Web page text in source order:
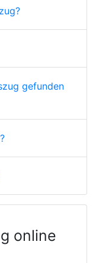
gefunden
online